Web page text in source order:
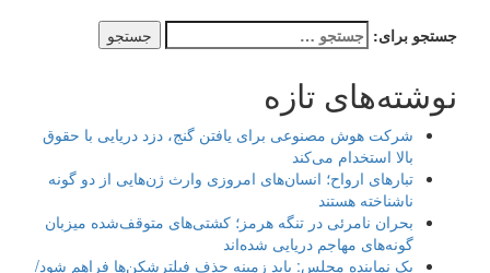
جستجو برای:
نوشته‌های تازه
شرکت هوش مصنوعی برای یافتن گنج، دزد دریایی با حقوق
بالا استخدام می‌کند
تبارهای ارواح؛ انسان‌های امروزی وارث ژن‌هایی از دو گونه
ناشناخته هستند
بحران نامرئی در تنگه هرمز؛ کشتی‌های متوقف‌شده میزبان
گونه‌های مهاجم دریایی شده‌اند
یک نماینده مجلس: باید زمینه حذف فیلترشکن‌ها فراهم شود/